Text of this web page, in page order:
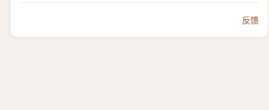
反馈